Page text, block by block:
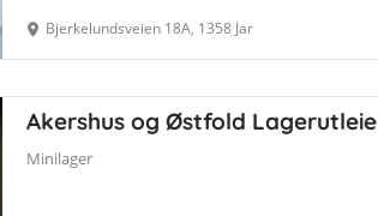
Bjerkelundsveien 18A, 1358 Jar
Akershus og Østfold Lagerutleie
Minilager